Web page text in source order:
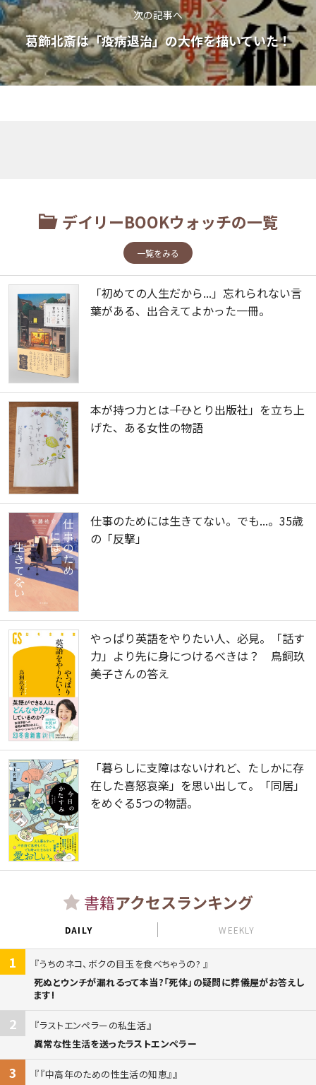
次の記事へ
葛飾北斎は「疫病退治」の大作を描いていた！
デイリーBOOKウォッチの一覧
一覧をみる
「初めての人生だから...」忘れられない言
葉がある、出合えてよかった一冊。
本が持つ力とは――「ひとり出版社」を立ち上
げた、ある女性の物語
仕事のためには生きてない。でも...。35歳
の「反撃」
やっぱり英語をやりたい人、必見。「話す
力」より先に身につけるべきは？ 鳥飼玖
美子さんの答え
「暮らしに支障はないけれど、たしかに存
在した喜怒哀楽」を思い出して。「同居」
をめぐる5つの物語。
書籍アクセスランキング
DAILY WEEKLY
1
うちのネコ、ボクの目玉を食べちゃうの?
死ぬとウンチが漏れるって本当?「死体」の疑問に葬儀屋がお答えし
ます!
2
ラストエンペラーの私生活
異常な性生活を送ったラストエンペラー
3
『中高年のための性生活の知恵』